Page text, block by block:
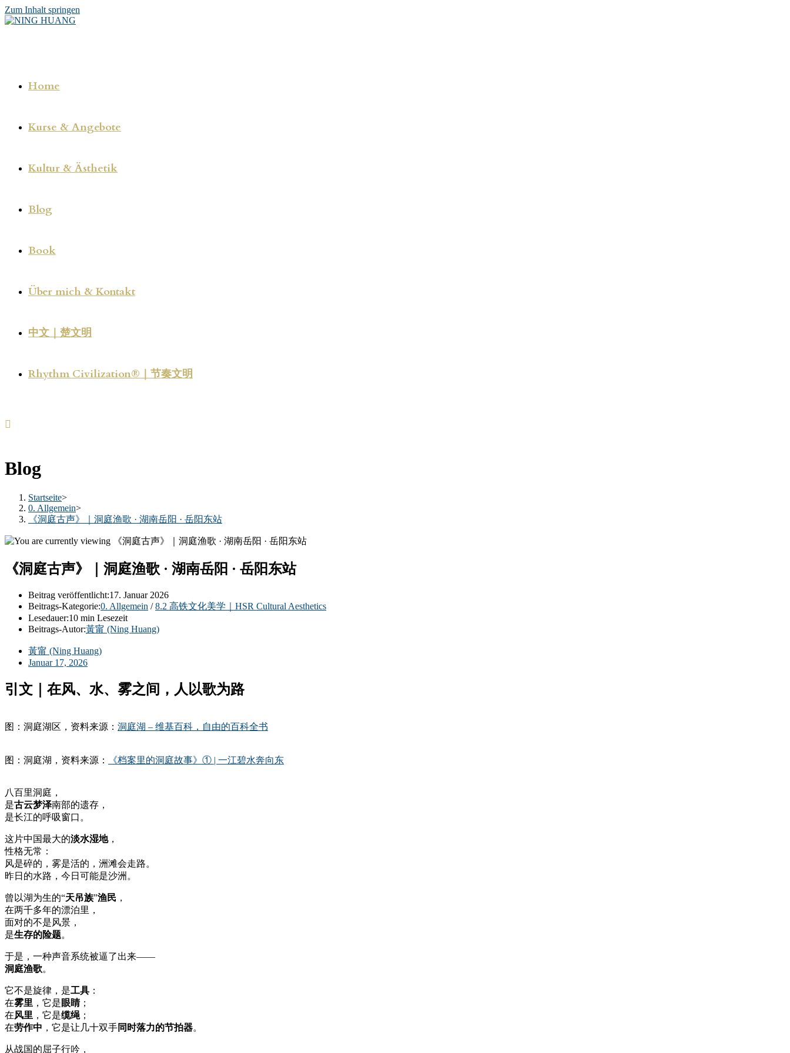
Zum Inhalt springen
Home
Kurse & Angebote
Kultur & Ästhetik
Blog
Book
Über mich & Kontakt
中文｜楚文明
Rhythm Civilization®｜节奏文明
Blog
Startseite>
0. Allgemein>
《洞庭古声》｜洞庭渔歌 · 湖南岳阳 · 岳阳东站
《洞庭古声》｜洞庭渔歌 · 湖南岳阳 · 岳阳东站
Beitrag veröffentlicht:17. Januar 2026
Beitrags-Kategorie:0. Allgemein / 8.2 高铁文化美学｜HSR Cultural Aesthetics
Lesedauer:10 min Lesezeit
Beitrags-Autor:黃甯 (Ning Huang)
黃甯 (Ning Huang)
Januar 17, 2026
引文｜在风、水、雾之间，人以歌为路
图：洞庭湖区，资料来源： 洞庭湖 – 维基百科，自由的百科全书
图：洞庭湖，资料来源： 《档案里的洞庭故事》① | 一江碧水奔向东
八百里洞庭，
是古云梦泽南部的遗存，
是长江的呼吸窗口。
这片中国最大的淡水湿地，
性格无常：
风是碎的，雾是活的，洲滩会走路。
昨日的水路，今日可能是沙洲。
曾以湖为生的“天吊族”渔民 ，
在两千多年的漂泊里，
面对的不是风景，
是生存的险题。
于是，一种声音系统被逼了出来——
洞庭渔歌。
它不是旋律，是工具 ：
在雾里 ，它是眼睛；
在风里 ，它是缆绳 ；
在劳作中 ，它是让几十双手同时落力的节拍器。
从战国的屈子行吟，